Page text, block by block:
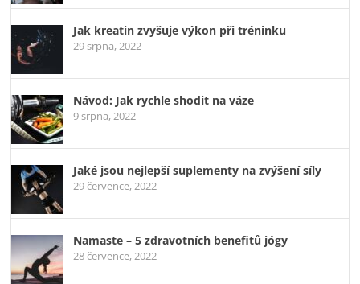
Jak kreatin zvyšuje výkon při tréninku
29 srpna, 2022
Návod: Jak rychle shodit na váze
9 srpna, 2022
Jaké jsou nejlepší suplementy na zvýšení síly
29 července, 2022
Namaste – 5 zdravotních benefitů jógy
28 července, 2022